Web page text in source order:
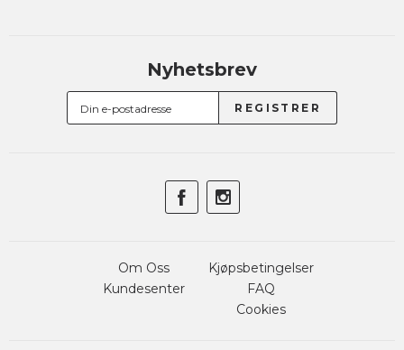
Nyhetsbrev
Om Oss
Kundesenter
Kjøpsbetingelser
FAQ
Cookies